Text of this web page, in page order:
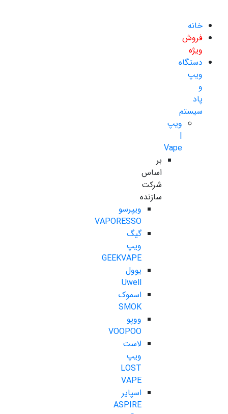
خانه
فروش
ویژه
دستگاه
ویپ
و
پاد
سیستم
ویپ
|
Vape
بر
اساس
شرکت
سازنده
ویپرسو
VAPORESSO
گیگ
ویپ
GEEKVAPE
یوول
Uwell
اسموک
SMOK
ووپو
VOOPOO
لاست
ویپ
LOST
VAPE
اسپایر
ASPIRE